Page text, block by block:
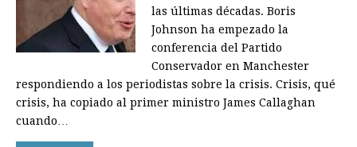
las últimas décadas. Boris
Johnson ha empezado la
conferencia del Partido
Conservador en Manchester
respondiendo a los periodistas sobre la crisis. Crisis, qué
crisis, ha copiado al primer ministro James Callaghan
cuando…